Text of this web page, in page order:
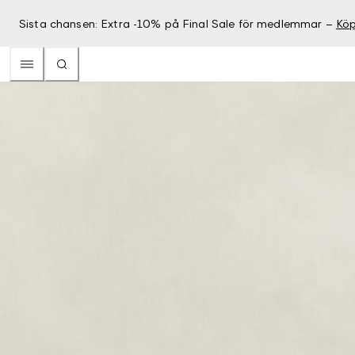
Sista chansen: Extra -10% på Final Sale för medlemmar –